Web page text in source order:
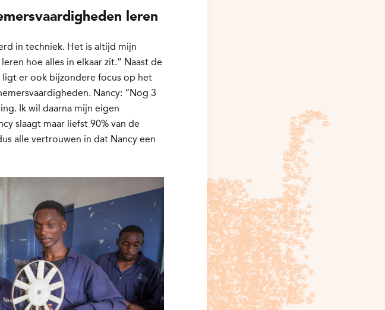
leren
in techniek. Het is altijd mijn
hoe alles in elkaar zit.” Naast de
er ook bijzondere focus op het
Nancy: “Nog 3
Ik wil daarna mijn eigen
slaagt maar liefst 90% van de
alle vertrouwen in dat Nancy een